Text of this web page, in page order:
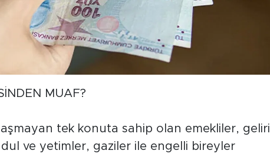
MUAF?
tek konuta sahip olan emekliler, geliri
ve yetimler, gaziler ile engelli bireyler